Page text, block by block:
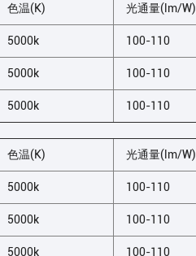
色温(K) 光通量(lm/W)
5000k 100-110
5000k 100-110
5000k 100-110
色温(K) 光通量(lm/W)
5000k 100-110
5000k 100-110
5000k 100-110